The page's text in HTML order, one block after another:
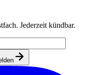
Jederzeit kündbar.